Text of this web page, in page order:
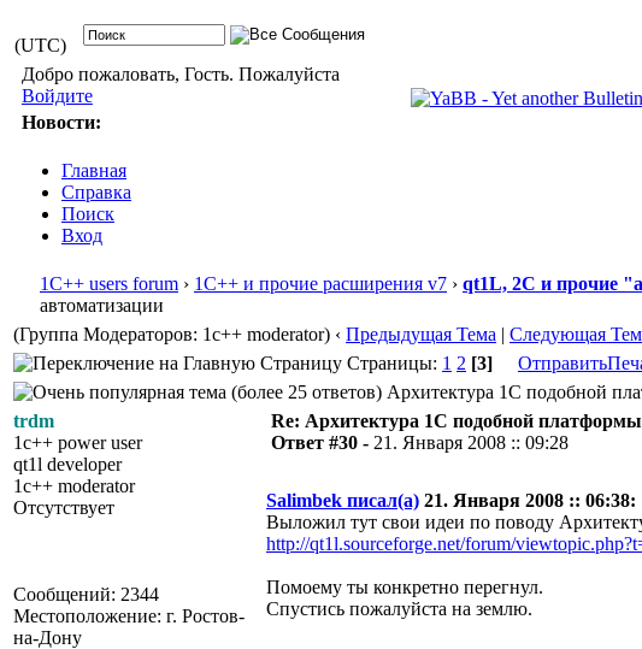
(UTC)
Добро пожаловать, Гость. Пожалуйста
Войдите
Новости:
Главная
Справка
Поиск
Вход
1С++ users forum › 1С++ и прочие расширения v7 › qt1L, 2C и прочие
автоматизации
(Группа Модераторов: 1c++ moderator) ‹ Предыдущая Тема | Следующая
Страницы: 1 2 [3] Отправить
Архитектура 1С подобной
trdm
1c++ power user
qt1l developer
1c++ moderator
Отсутствует
Сообщений: 2344
Местоположение: г. Ростов-
на-Дону
Re: Архитектура 1С подобной
Ответ #30 - 21. Января 2008 :: 09:28
Salimbek писал(а) 21. Января 2008 :: 06:38:
Выложил тут свои идеи по поводу
http://qt1l.sourceforge.net/forum/
Помоему ты конкретно перегнул.
Спустись пожалуйста на землю.